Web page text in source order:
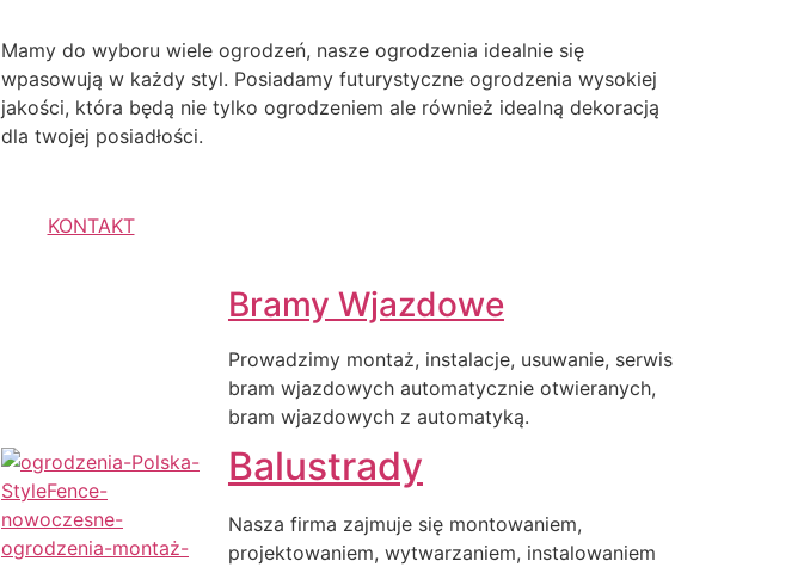
Mamy do wyboru wiele ogrodzeń, nasze ogrodzenia idealnie się
wpasowują w każdy styl. Posiadamy futurystyczne ogrodzenia wysokiej
jakości, która będą nie tylko ogrodzeniem ale również idealną dekoracją
dla twojej posiadłości.
KONTAKT
Bramy Wjazdowe
Prowadzimy montaż, instalacje, usuwanie, serwis
bram wjazdowych automatycznie otwieranych,
bram wjazdowych z automatyką.
Balustrady
Nasza firma zajmuje się montowaniem,
projektowaniem, wytwarzaniem, instalowaniem